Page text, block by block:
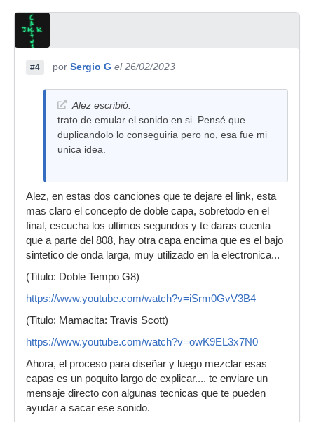
#4 por Sergio G el 26/02/2023
Alez escribió:
trato de emular el sonido en si. Pensé que
duplicandolo lo conseguiria pero no, esa fue mi
unica idea.
Alez, en estas dos canciones que te dejare el link, esta
mas claro el concepto de doble capa, sobretodo en el
final, escucha los ultimos segundos y te daras cuenta
que a parte del 808, hay otra capa encima que es el bajo
sintetico de onda larga, muy utilizado en la electronica...
(Titulo: Doble Tempo G8)
https://www.youtube.com/watch?v=iSrm0GvV3B4
(Titulo: Mamacita: Travis Scott)
https://www.youtube.com/watch?v=owK9EL3x7N0
Ahora, el proceso para diseñar y luego mezclar esas
capas es un poquito largo de explicar.... te enviare un
mensaje directo con algunas tecnicas que te pueden
ayudar a sacar ese sonido.